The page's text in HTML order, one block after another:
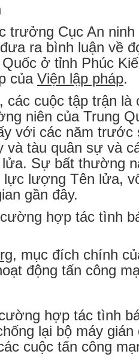
trưởng Cục An
ra bình luận về
ở tỉnh Phúc
của Viện lập pháp.
các cuộc tập trận
niên của Trung
với các năm trước
và tàu quân sự và
Sự bất thường
lực lượng Tên lửa,
gần đây.
hợp tác tình
, mục đích chính
động tấn công
hợp tác tình
lại bộ máy
cuộc tấn công